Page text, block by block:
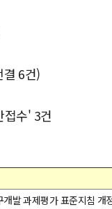
결 6건)
수' 3건
발 과제평가 표준지침 개